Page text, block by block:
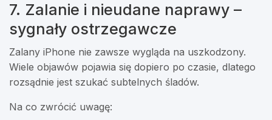
7. Zalanie i nieudane naprawy –
sygnały ostrzegawcze
Zalany iPhone nie zawsze wygląda na uszkodzony.
Wiele objawów pojawia się dopiero po czasie, dlatego
rozsądnie jest szukać subtelnych śladów.
Na co zwrócić uwagę: